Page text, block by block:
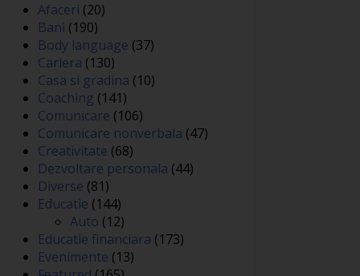
Afaceri (20)
Bani (190)
Body language (37)
Cariera (130)
Casa si gradina (10)
Coaching (141)
Comunicare (106)
Comunicare nonverbala (47)
Creativitate (68)
Dezvoltare personala (44)
Diverse (81)
Educatie (144)
Auto (12)
Educatie financiara (173)
Evenimente (13)